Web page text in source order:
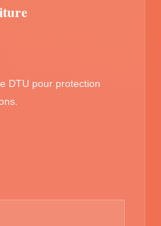
DTU pour protection